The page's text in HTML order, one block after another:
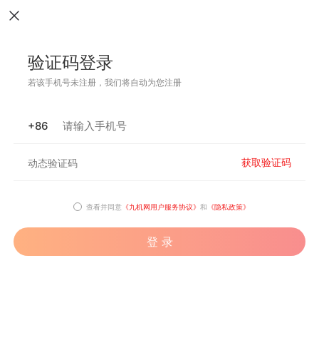
验证码登录
若该手机号未注册，我们将自动为您注册
+86
获取验证码
查看并同意 《九机网用户服务协议》 和 《隐私政策》
登 录